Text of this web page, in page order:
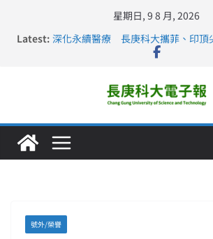
星期日, 9 8 月, 2026
Latest: 深化永續醫療 長庚科大攜菲、印頂
長庚科大訪凱瑟醫療集團、美容學校
仁德醫專與長庚科大締結策略聯盟
長庚科大連四年穩居《遠見》醫學大
號外/榮譽